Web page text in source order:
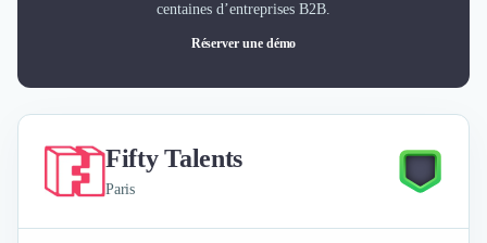
centaines d’entreprises B2B.
Réserver une démo
Fifty Talents
Paris